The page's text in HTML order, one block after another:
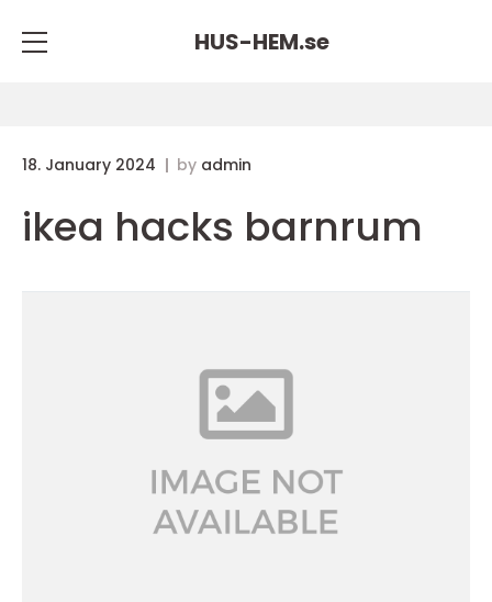
HUS-HEM.se
18. January 2024 by admin
ikea hacks barnrum